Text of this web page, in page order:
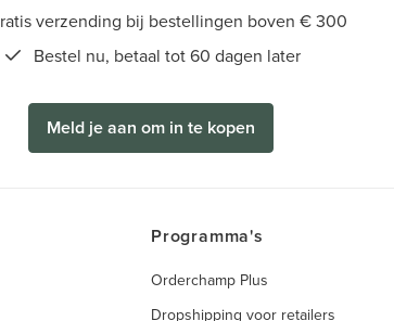
verzending bij bestellingen boven € 300
Bestel nu, betaal tot 60 dagen later
Meld je aan om in te kopen
Programma's
Orderchamp Plus
Dropshipping voor retailers